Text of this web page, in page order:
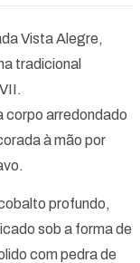
Vista Alegre,
tradicional
corpo arredondado
à mão por
profundo,
sob a forma de
com pedra de